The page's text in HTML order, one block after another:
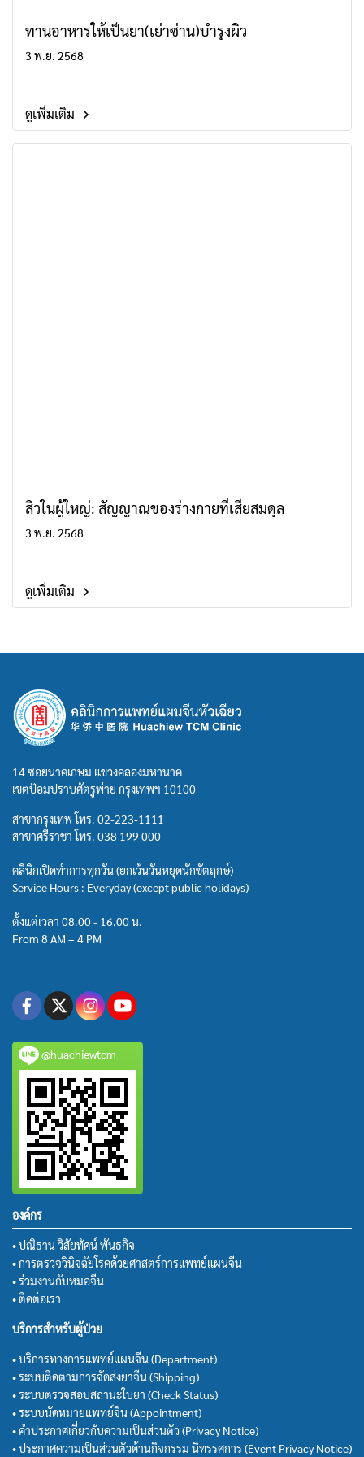
ทานอาหารให้เป็นยา(เย่าซ่าน)บำรุงผิว
3 พ.ย. 2568
ดูเพิ่มเติม
สิวในผู้ใหญ่: สัญญาณของร่างกายที่เสียสมดุล
3 พ.ย. 2568
ดูเพิ่มเติม
14 ซอยนาคเกษม แขวงคลองมหานาค
เขตป้อมปราบศัตรูพ่าย กรุงเทพฯ 10100
สาขากรุงเทพ โทร. 02-223-1111
สาขาศรีราชา โทร. 038 199 000
คลินิกเปิดทำการทุกวัน (ยกเว้นวันหยุดนักขัตฤกษ์)
Service Hours : Everyday (except public holidays)
ตั้งแต่เวลา 08.00 - 16.00 น.
From 8 AM – 4 PM
@huachiewtcm
องค์กร
• ปณิธาน วิสัยทัศน์ พันธกิจ
• การตรวจวินิจฉัยโรคด้วยศาสตร์การแพทย์แผนจีน
• ร่วมงานกับหมอจีน
• ติดต่อเรา
บริการสำหรับผู้ป่วย
• บริการทางการแพทย์แผนจีน (Department)
• ระบบติดตามการจัดส่งยาจีน (Shipping)
• ระบบตรวจสอบสถานะใบยา (Check Status)
• ระบบนัดหมายแพทย์จีน (Appointment)
• คำประกาศเกี่ยวกับความเป็นส่วนตัว (Privacy Notice)
• ประกาศความเป็นส่วนตัวด้านกิจกรรม นิทรรศการ (Event Privacy Notice)